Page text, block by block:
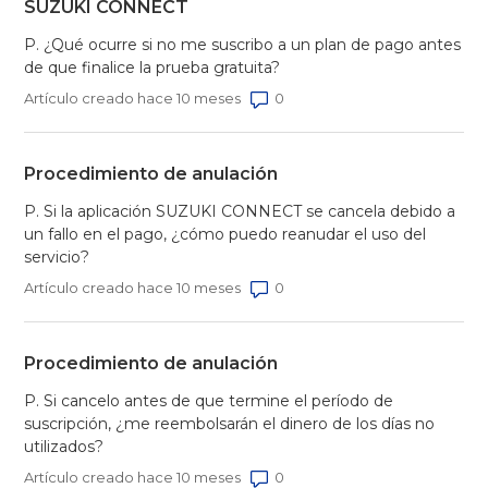
SUZUKI CONNECT
P. ¿Qué ocurre si no me suscribo a un plan de pago antes
de que finalice la prueba gratuita?
Artículo creado hace 10 meses
Procedimiento de anulación
P. Si la aplicación SUZUKI CONNECT se cancela debido a
un fallo en el pago, ¿cómo puedo reanudar el uso del
servicio?
Artículo creado hace 10 meses
Procedimiento de anulación
P. Si cancelo antes de que termine el período de
suscripción, ¿me reembolsarán el dinero de los días no
utilizados?
Artículo creado hace 10 meses